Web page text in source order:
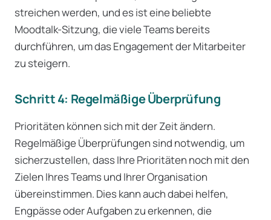
streichen werden, und es ist eine beliebte
Moodtalk-Sitzung, die viele Teams bereits
durchführen, um das Engagement der Mitarbeiter
zu steigern.
Schritt 4: Regelmäßige Überprüfung
Prioritäten können sich mit der Zeit ändern.
Regelmäßige Überprüfungen sind notwendig, um
sicherzustellen, dass Ihre Prioritäten noch mit den
Zielen Ihres Teams und Ihrer Organisation
übereinstimmen. Dies kann auch dabei helfen,
Engpässe oder Aufgaben zu erkennen, die